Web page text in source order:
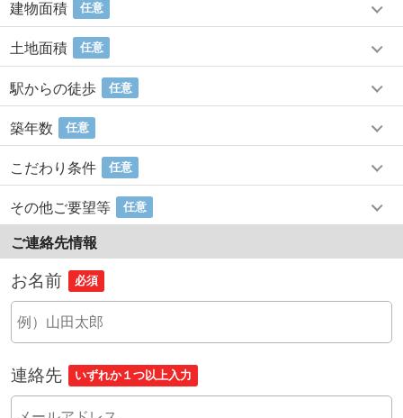
建物面積 任意
土地面積 任意
駅からの徒歩 任意
築年数 任意
こだわり条件 任意
その他ご要望等 任意
ご連絡先情報
お名前 必須
連絡先 いずれか１つ以上入力